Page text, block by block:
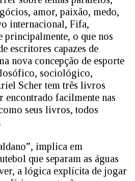
amor, paixão, medo,
internacional, Fifa,
principalmente, o que nos
escritores capazes de
nova concepção de esporte
sociológico,
Scher tem três livros
encontrado facilmente nas
seus livros, todos
implica em
que separam as águas
a lógica explícita de jogar